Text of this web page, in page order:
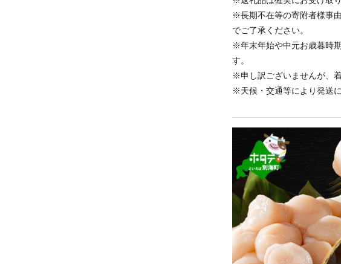
※長期不在等の寄附者様事
でご了承ください。
※年末年始や中元お歳暮時
す。
※申し訳ございませんが、
※天候・交通等により発送